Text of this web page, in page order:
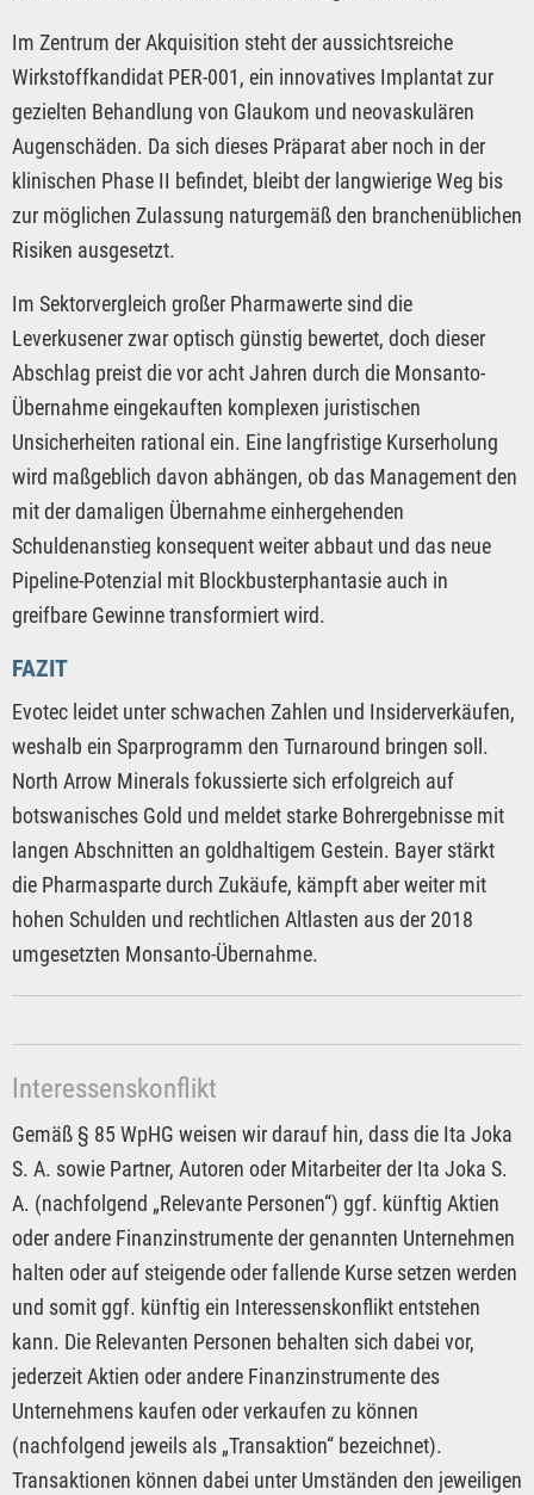
Im Zentrum der Akquisition steht der aussichtsreiche
Wirkstoffkandidat PER-001, ein innovatives Implantat zur
gezielten Behandlung von Glaukom und neovaskulären
Augenschäden. Da sich dieses Präparat aber noch in der
klinischen Phase II befindet, bleibt der langwierige Weg bis
zur möglichen Zulassung naturgemäß den branchenüblichen
Risiken ausgesetzt.
Im Sektorvergleich großer Pharmawerte sind die
Leverkusener zwar optisch günstig bewertet, doch dieser
Abschlag preist die vor acht Jahren durch die Monsanto-
Übernahme eingekauften komplexen juristischen
Unsicherheiten rational ein. Eine langfristige Kurserholung
wird maßgeblich davon abhängen, ob das Management den
mit der damaligen Übernahme einhergehenden
Schuldenanstieg konsequent weiter abbaut und das neue
Pipeline-Potenzial mit Blockbusterphantasie auch in
greifbare Gewinne transformiert wird.
FAZIT
Evotec leidet unter schwachen Zahlen und Insiderverkäufen,
weshalb ein Sparprogramm den Turnaround bringen soll.
North Arrow Minerals fokussierte sich erfolgreich auf
botswanisches Gold und meldet starke Bohrergebnisse mit
langen Abschnitten an goldhaltigem Gestein. Bayer stärkt
die Pharmasparte durch Zukäufe, kämpft aber weiter mit
hohen Schulden und rechtlichen Altlasten aus der 2018
umgesetzten Monsanto-Übernahme.
Interessenskonflikt
Gemäß § 85 WpHG weisen wir darauf hin, dass die Ita Joka
S. A. sowie Partner, Autoren oder Mitarbeiter der Ita Joka S.
A. (nachfolgend „Relevante Personen“) ggf. künftig Aktien
oder andere Finanzinstrumente der genannten Unternehmen
halten oder auf steigende oder fallende Kurse setzen werden
und somit ggf. künftig ein Interessenskonflikt entstehen
kann. Die Relevanten Personen behalten sich dabei vor,
jederzeit Aktien oder andere Finanzinstrumente des
Unternehmens kaufen oder verkaufen zu können
(nachfolgend jeweils als „Transaktion“ bezeichnet).
Transaktionen können dabei unter Umständen den jeweiligen